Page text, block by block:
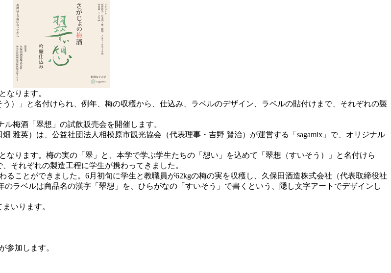
なります。
）」と名付けられ、例年、梅の収穫から、仕込み、ラベルのデザイン、ラベルの貼付けまで、それぞれの製
梅酒「翠想」の試飲販売会を開催します。
雅英）は、公益社団法人相模原市観光協会（代表理事・吉野 賢治）が運営する「sagamix」で、オリジナル
ります。梅の実の「翠」と、本学で学ぶ学生たちの「想い」を込めて「翠想（すいそう）」と名付けら
それぞれの製造工程に学生が携わってきました。
ことができました。6月初旬に学生と教職員が62kgの梅の実を収穫し、久保田酒造株式会社（代表取締役社
ラベルは商品名の漢字「翠想」を、ひらがなの「すいそう」で書くという、隠し文字アートでデザインし
いります。
加します。